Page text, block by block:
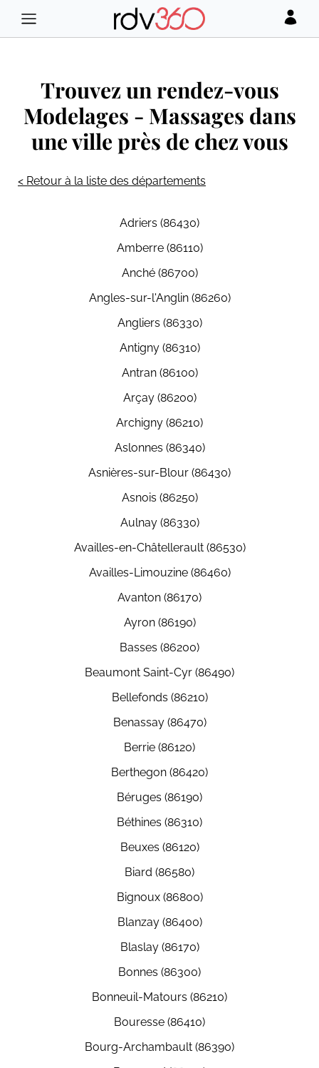
Trouvez un rendez-vous
Modelages - Massages dans
une ville près de chez vous
< Retour à la liste des départements
Adriers (86430)
Amberre (86110)
Anché (86700)
Angles-sur-l'Anglin (86260)
Angliers (86330)
Antigny (86310)
Antran (86100)
Arçay (86200)
Archigny (86210)
Aslonnes (86340)
Asnières-sur-Blour (86430)
Asnois (86250)
Aulnay (86330)
Availles-en-Châtellerault (86530)
Availles-Limouzine (86460)
Avanton (86170)
Ayron (86190)
Basses (86200)
Beaumont Saint-Cyr (86490)
Bellefonds (86210)
Benassay (86470)
Berrie (86120)
Berthegon (86420)
Béruges (86190)
Béthines (86310)
Beuxes (86120)
Biard (86580)
Bignoux (86800)
Blanzay (86400)
Blaslay (86170)
Bonnes (86300)
Bonneuil-Matours (86210)
Bouresse (86410)
Bourg-Archambault (86390)